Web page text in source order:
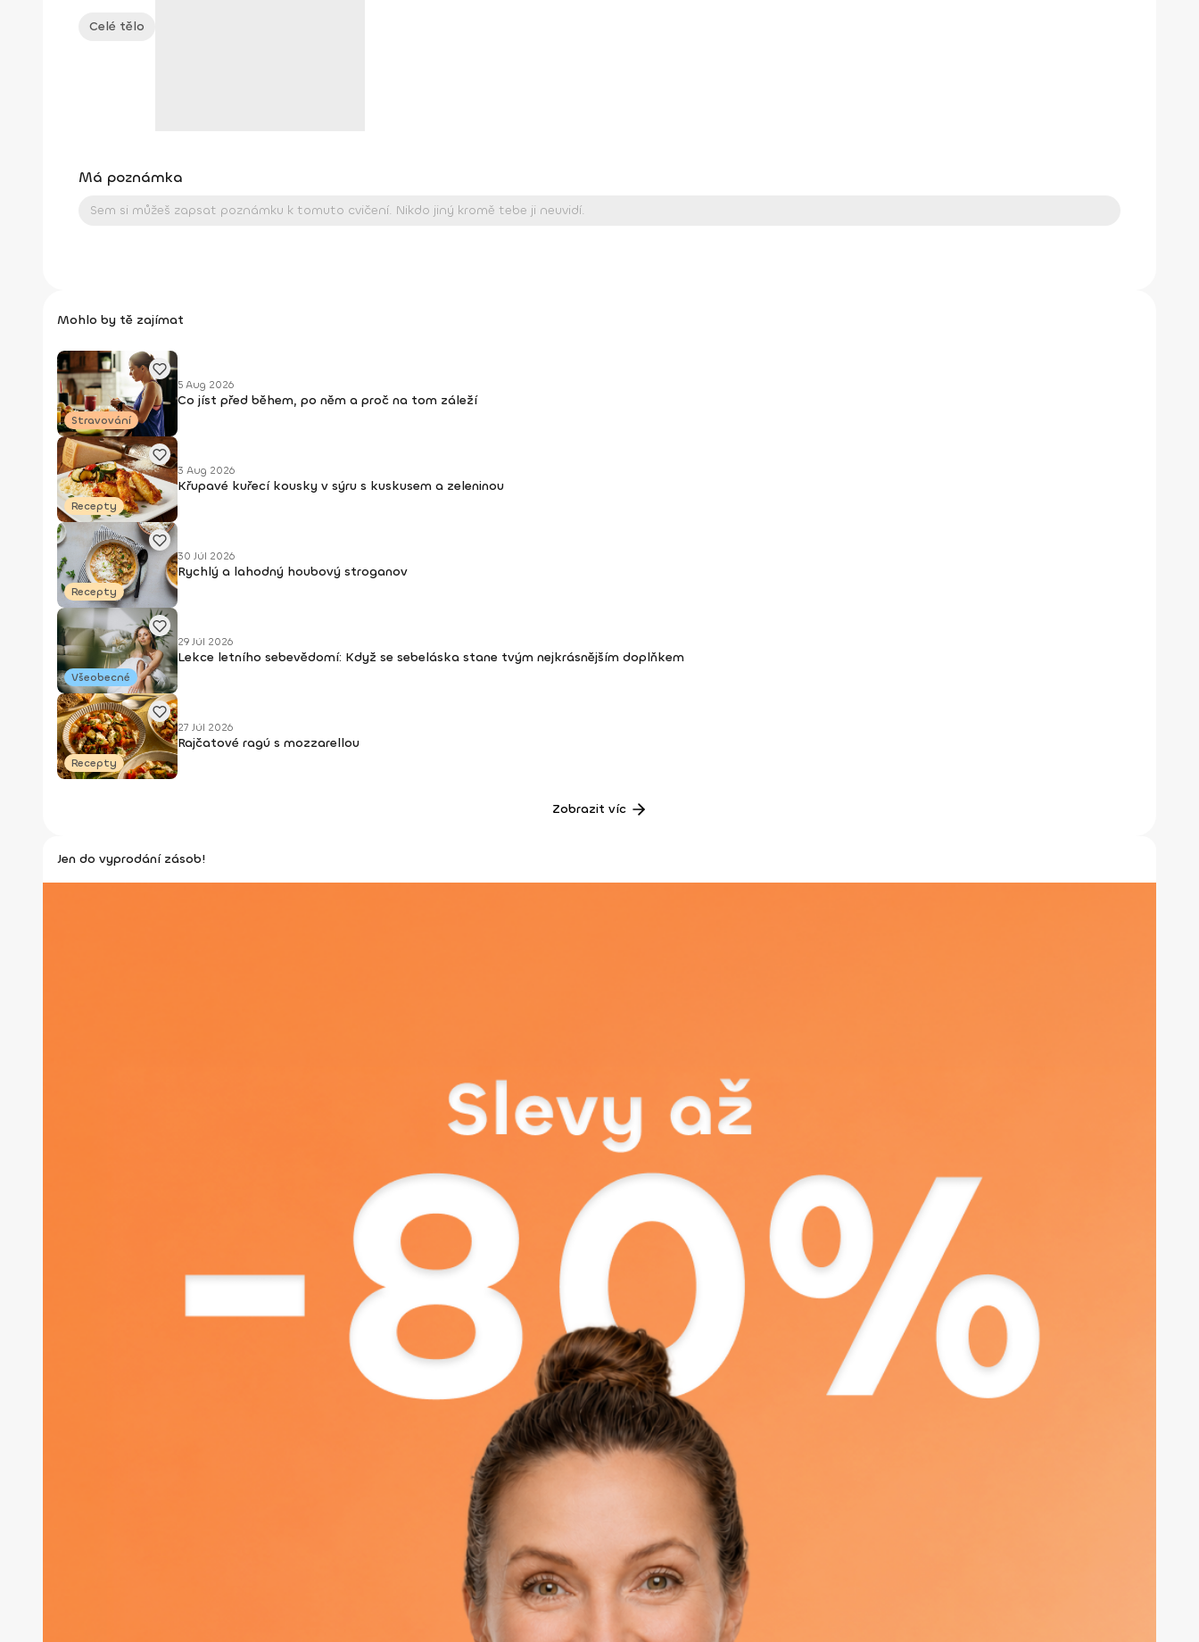
Celé tělo
Má poznámka
Mohlo by tě zajímat
Stravování
5 Aug 2026
Co jíst před během, po něm a proč na tom záleží
Recepty
3 Aug 2026
Křupavé kuřecí kousky v sýru s kuskusem a zeleninou
Recepty
30 Júl 2026
Rychlý a lahodný houbový stroganov
Všeobecné
29 Júl 2026
Lekce letního sebevědomí: Když se sebeláska stane tvým nejkrásnějším doplňkem
Recepty
27 Júl 2026
Rajčatové ragú s mozzarellou
Zobrazit víc
Jen do vyprodání zásob!